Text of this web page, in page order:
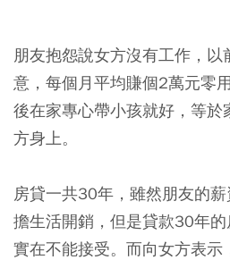
朋友抱怨說女方沒有工作，以
意，每個月平均賺個2萬元零
後在家專心帶小孩就好，等於
方身上。
房貸一共30年，雖然朋友的
擔生活開銷，但是貸款30年
實在不能接受。而向女方表示